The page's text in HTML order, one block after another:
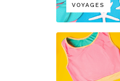
VOYAGES